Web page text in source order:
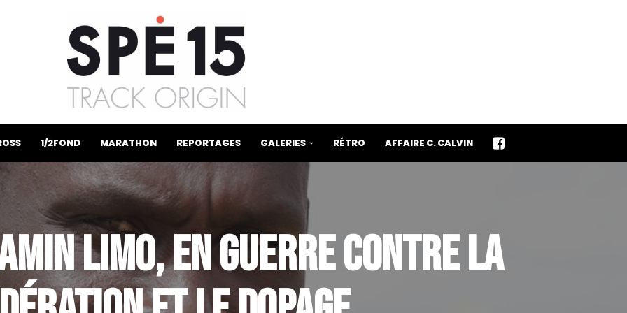
1/2FOND MARATHON REPORTAGES GALERIES RÉTRO AFFAIRE C. CALVIN
LIMO, EN GUERRE CONTRE LA